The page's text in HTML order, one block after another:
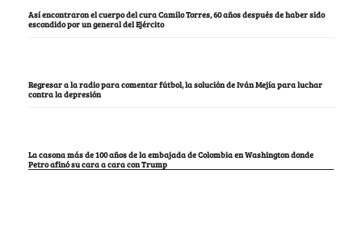
Así encontraron el cuerpo del cura Camilo Torres, 60 años después de haber sido
escondido por un general del Ejército
Regresar a la radio para comentar fútbol, la solución de Iván Mejía para luchar
contra la depresión
La casona más de 100 años de la embajada de Colombia en Washington donde
Petro afinó su cara a cara con Trump